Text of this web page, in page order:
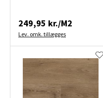
249,95 kr./M2
Lev. omk. tillægges